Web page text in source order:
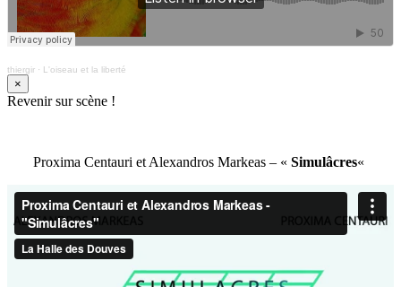
thiergir · L'oiseau et la liberté
×
Revenir sur scène !
Proxima Centauri et Alexandros Markeas – « Simulâcres«